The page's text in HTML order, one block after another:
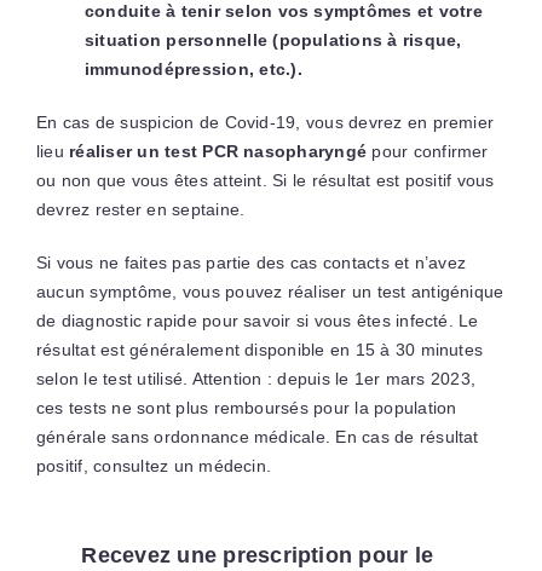
conduite à tenir selon vos symptômes et votre
situation personnelle (populations à risque,
immunodépression, etc.).
En cas de suspicion de Covid-19, vous devrez en premier
lieu réaliser un test PCR nasopharyngé pour confirmer
ou non que vous êtes atteint. Si le résultat est positif vous
devrez rester en septaine.
Si vous ne faites pas partie des cas contacts et n’avez
aucun symptôme, vous pouvez réaliser un test antigénique
de diagnostic rapide pour savoir si vous êtes infecté. Le
résultat est généralement disponible en 15 à 30 minutes
selon le test utilisé. Attention : depuis le 1er mars 2023,
ces tests ne sont plus remboursés pour la population
générale sans ordonnance médicale. En cas de résultat
positif, consultez un médecin.
Recevez une prescription pour le